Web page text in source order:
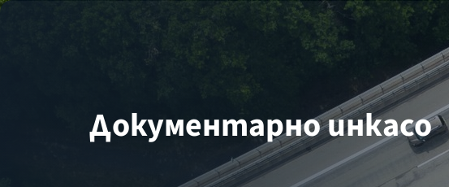
Документарно инкасо